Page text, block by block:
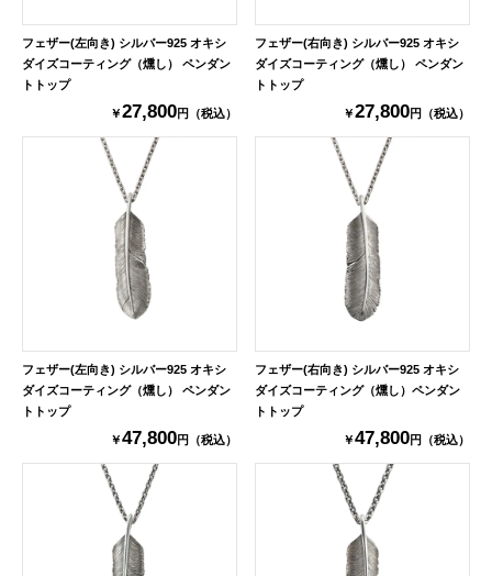
フェザー(左向き) シルバー925 オキシ
ダイズコーティング（燻し） ペンダン
トトップ
￥27,800円（税込）
フェザー(右向き) シルバー925 オキシ
ダイズコーティング（燻し） ペンダン
トトップ
￥27,800円（税込）
フェザー(左向き) シルバー925 オキシ
ダイズコーティング（燻し） ペンダン
トトップ
￥47,800円（税込）
フェザー(右向き) シルバー925 オキシ
ダイズコーティング（燻し）ペンダン
トトップ
￥47,800円（税込）